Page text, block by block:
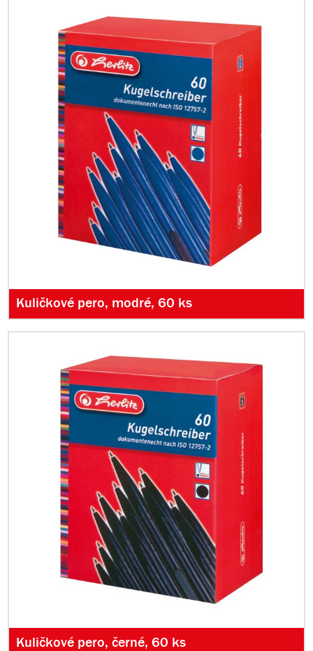
Kuličkové pero, modré, 60 ks
Kuličkové pero, černé, 60 ks